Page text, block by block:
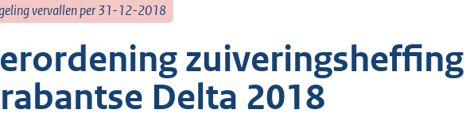
vervallen per 31-12-2018
Delta 2018